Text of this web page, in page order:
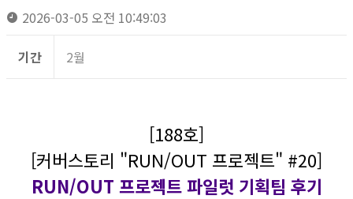
2026-03-05 오전 10:49:03
기간 2월
[188호]
[커버스토리 "RUN/OUT 프로젝트" #20]
RUN/OUT 프로젝트 파일럿 기획팀 후기